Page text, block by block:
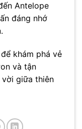
Antelope
đáng nhớ
khám phá vẻ
và tận
giữa thiên